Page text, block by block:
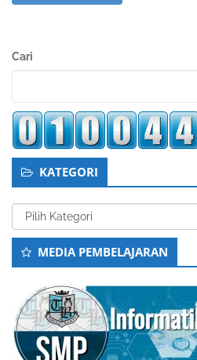
Sidebar
Cari
KATEGORI
Kategori
MEDIA PEMBELAJARAN